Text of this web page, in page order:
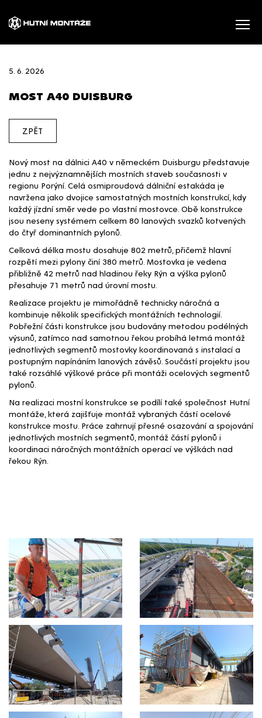
5. 6. 2026
MOST A40 DUISBURG
ZPĚT
Nový most na dálnici A40 v německém Duisburgu představuje
jednu z nejvýznamnějších mostních staveb současnosti v
regionu Porýní. Celá osmiproudová dálniční estakáda je
navržena jako dvojice samostatných mostních konstrukcí, kdy
každý jízdní směr vede po vlastní mostovce. Obě konstrukce
jsou neseny systémem celkem 80 lanových svazků kotvených
do čtyř dominantních pylonů.
Celková délka mostu dosahuje 802 metrů, přičemž hlavní
rozpětí mezi pylony činí 380 metrů. Mostovka je vedena
přibližně 42 metrů nad hladinou řeky Rýn a výška pylonů
přesahuje 71 metrů nad úrovní mostu.
Realizace projektu je mimořádně technicky náročná a
kombinuje několik specifických montážních technologií.
Pobřežní části konstrukce jsou budovány metodou podélných
výsunů, zatímco nad samotnou řekou probíhá letmá montáž
jednotlivých segmentů mostovky koordinovaná s instalací a
postupným napínáním lanových závěsů. Součástí projektu jsou
také rozsáhlé výškové práce při montáži ocelových segmentů
pylonů.
Na realizaci mostní konstrukce se podílí také společnost Hutní
montáže, která zajišťuje montáž vybraných částí ocelové
konstrukce mostu. Práce zahrnují přesné osazování a spojování
jednotlivých mostních segmentů, montáž částí pylonů i
koordinaci náročných montážních operací ve výškách nad
řekou Rýn.